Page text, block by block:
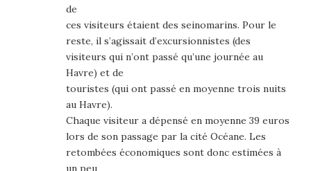
de
ces visiteurs étaient des seinomarins. Pour le
reste, il s’agissait d’excursionnistes (des
visiteurs qui n’ont passé qu’une journée au
Havre) et de
touristes (qui ont passé en moyenne trois nuits
au Havre).
Chaque visiteur a dépensé en moyenne 39 euros
lors de son passage par la cité Océane. Les
retombées économiques sont donc estimées à
un peu